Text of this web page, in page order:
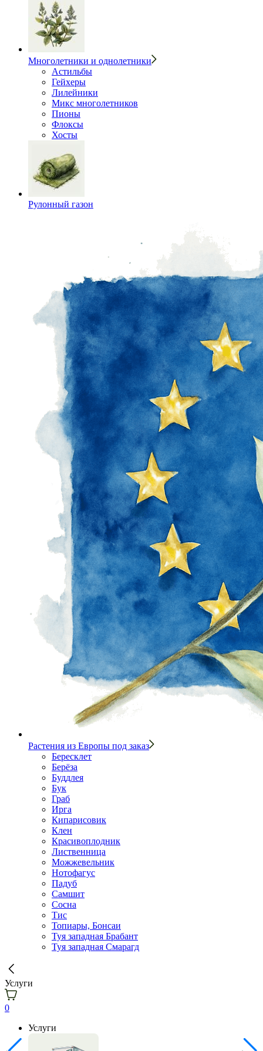
Многолетники и однолетники
Астильбы
Гейхеры
Лилейники
Микс многолетников
Пионы
Флоксы
Хосты
Рулонный газон
Растения из Европы под заказ
Бересклет
Берёза
Буддлея
Бук
Граб
Ирга
Кипарисовик
Клен
Красивоплодник
Лиственница
Можжевельник
Нотофагус
Падуб
Самшит
Сосна
Тис
Топиары, Бонсаи
Туя западная Брабант
Туя западная Смарагд
Услуги
0
Услуги